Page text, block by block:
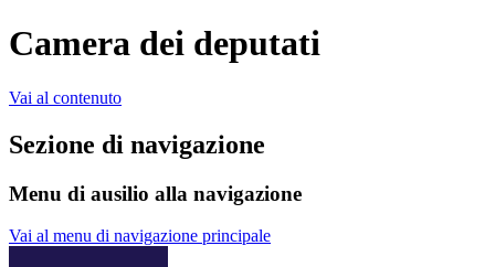
Camera dei deputati
Vai al contenuto
Sezione di navigazione
Menu di ausilio alla navigazione
Vai al menu di navigazione principale